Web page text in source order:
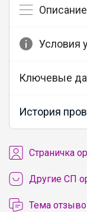
Описание
Условия
Ключевые
История
Cтраничка
Другие СП
Тема